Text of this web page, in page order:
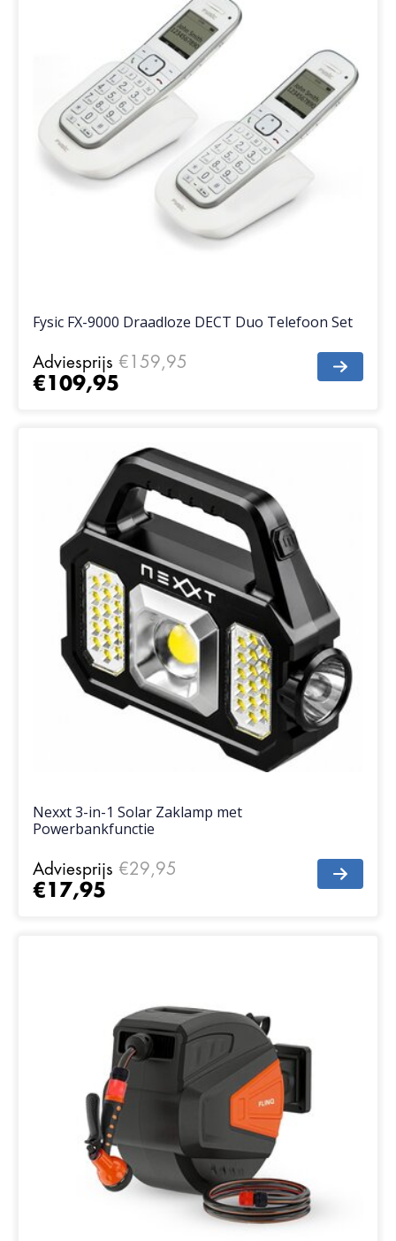
Fysic FX-9000 Draadloze DECT Duo Telefoon Set
Adviesprijs €159,95
€109,95
Nexxt 3-in-1 Solar Zaklamp met
Powerbankfunctie
Adviesprijs €29,95
€17,95